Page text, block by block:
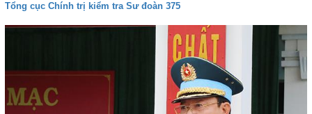
Tổng cục Chính trị kiểm tra Sư đoàn 375